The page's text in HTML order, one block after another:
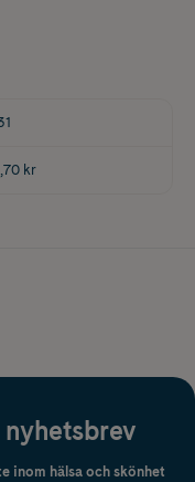
kr
inom hälsa och skönhet